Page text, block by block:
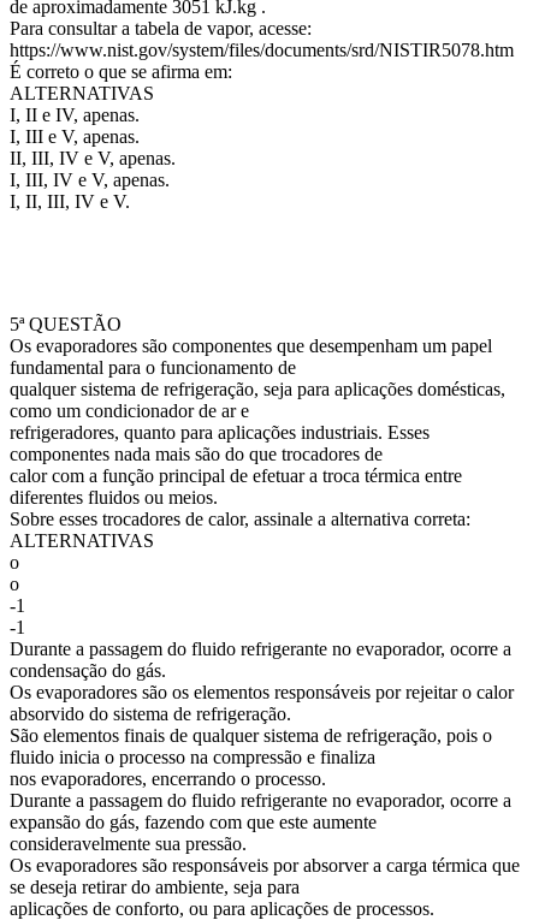
de aproximadamente 3051 kJ.kg .
Para consultar a tabela de vapor, acesse:
https://www.nist.gov/system/files/documents/srd/NISTIR5078.htm
É correto o que se afirma em:
ALTERNATIVAS
I, II e IV, apenas.
I, III e V, apenas.
II, III, IV e V, apenas.
I, III, IV e V, apenas.
I, II, III, IV e V.
5ª QUESTÃO
Os evaporadores são componentes que desempenham um papel
fundamental para o funcionamento de
qualquer sistema de refrigeração, seja para aplicações domésticas,
como um condicionador de ar e
refrigeradores, quanto para aplicações industriais. Esses
componentes nada mais são do que trocadores de
calor com a função principal de efetuar a troca térmica entre
diferentes fluidos ou meios.
Sobre esses trocadores de calor, assinale a alternativa correta:
ALTERNATIVAS
o
o
-1
-1
Durante a passagem do fluido refrigerante no evaporador, ocorre a
condensação do gás.
Os evaporadores são os elementos responsáveis por rejeitar o calor
absorvido do sistema de refrigeração.
São elementos finais de qualquer sistema de refrigeração, pois o
fluido inicia o processo na compressão e finaliza
nos evaporadores, encerrando o processo.
Durante a passagem do fluido refrigerante no evaporador, ocorre a
expansão do gás, fazendo com que este aumente
consideravelmente sua pressão.
Os evaporadores são responsáveis por absorver a carga térmica que
se deseja retirar do ambiente, seja para
aplicações de conforto, ou para aplicações de processos.